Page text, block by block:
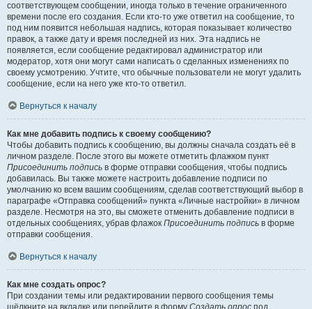
соответствующем сообщении, иногда только в течение ограниченного
времени после его создания. Если кто-то уже ответил на сообщение, то
под ним появится небольшая надпись, которая показывает количество
правок, а также дату и время последней из них. Эта надпись не
появляется, если сообщение редактировал администратор или
модератор, хотя они могут сами написать о сделанных изменениях по
своему усмотрению. Учтите, что обычные пользователи не могут удалить
сообщение, если на него уже кто-то ответил.
Вернуться к началу
Как мне добавить подпись к своему сообщению?
Чтобы добавить подпись к сообщению, вы должны сначала создать её в
личном разделе. После этого вы можете отметить флажком пункт
Присоединить подпись в форме отправки сообщения, чтобы подпись
добавилась. Вы также можете настроить добавление подписи по
умолчанию ко всем вашим сообщениям, сделав соответствующий выбор в
параграфе «Отправка сообщений» пункта «Личные настройки» в личном
разделе. Несмотря на это, вы сможете отменить добавление подписи в
отдельных сообщениях, убрав флажок Присоединить подпись в форме
отправки сообщения.
Вернуться к началу
Как мне создать опрос?
При создании темы или редактировании первого сообщения темы
щёлкните на вкладке или перейдите в форму Создать опрос под